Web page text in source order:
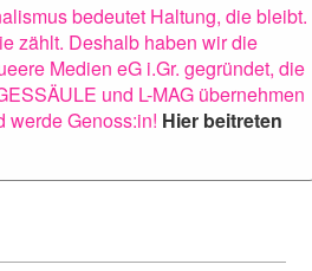
bedeutet Haltung, die bleibt.
zählt. Deshalb haben wir die
Medien eG i.Gr. gegründet, die
und L-MAG übernehmen
werde Genoss:in! Hier beitreten